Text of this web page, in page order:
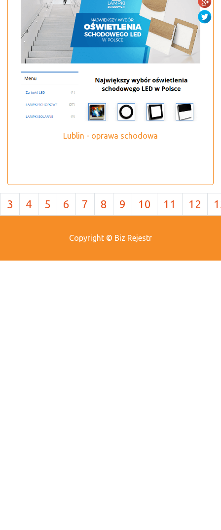
Lublin - oprawa schodowa
3 4 5 6 7 8 9 10 11 12
Copyright © Biz Rejestr